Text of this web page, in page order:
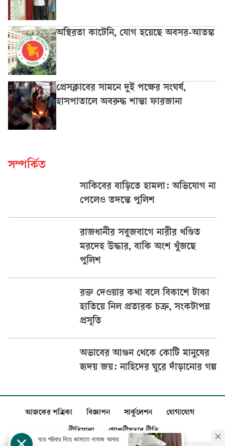
অস্থিরতা কাটেনি, যোগ হয়েছে অবসর-আতঙ্ক
প্রেসক্লাবের সামনে দুই পক্ষের সংঘর্ষ,
হাসপাতালে অবরুদ্ধ শান্তা ফারজানা
সম্পর্কিত
সাকিবের বাড়িতে হামলা: অভিযোগ না
পেলেও তদন্তে পুলিশ
রাজধানীর সবুজবাগে নারীর খণ্ডিত
মরদেহ উদ্ধার, বাকি অংশ খুঁজছে
পুলিশ
রক্ত দেওয়ার কথা বলে বিকাশে টাকা
হাতিয়ে নিল প্রতারক চক্র, সংকটাপন্ন
প্রসূতি
অভাবের আগুন থেকে কোটি মানুষের
হৃদয় জয়: নাহিদের ঘুরে দাঁড়ানোর গল্প
আজকের পত্রিকা বিজ্ঞাপন সার্কুলেশন যোগাযোগ
নীতিমালা গোপনীয়তার নীতি
ঘরে পরিবার নিয়ে জামাতে নামাজ আদায়